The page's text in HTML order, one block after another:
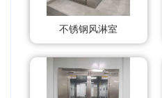
不锈钢风淋室